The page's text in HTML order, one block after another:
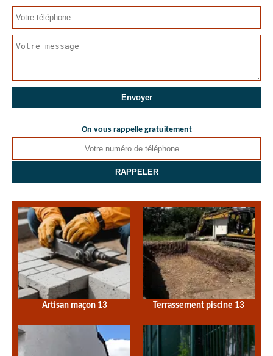
On vous rappelle gratuitement
Artisan maçon 13 Terrassement piscine 13